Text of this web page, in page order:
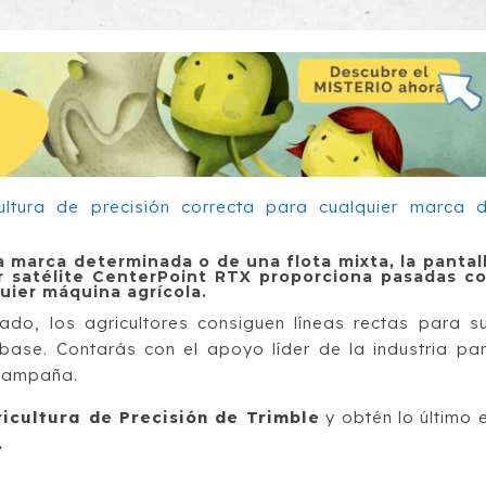
marca determinada o de una flota mixta, la
satélite CenterPoint RTX proporciona pasadas
máquina agrícola.
los agricultores consiguen líneas rectas para
Contarás con el apoyo líder de la industria
de Precisión de Trimble y obtén lo último